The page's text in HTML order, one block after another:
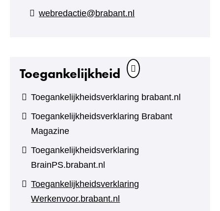
naar
webredactie@brabant.nl
Toegankelijkheid
Toegankelijkheidsverklaring brabant.nl
Toegankelijkheidsverklaring Brabant
Magazine
Toegankelijkheidsverklaring
BrainPS.brabant.nl
Toegankelijkheidsverklaring
Werkenvoor.brabant.nl